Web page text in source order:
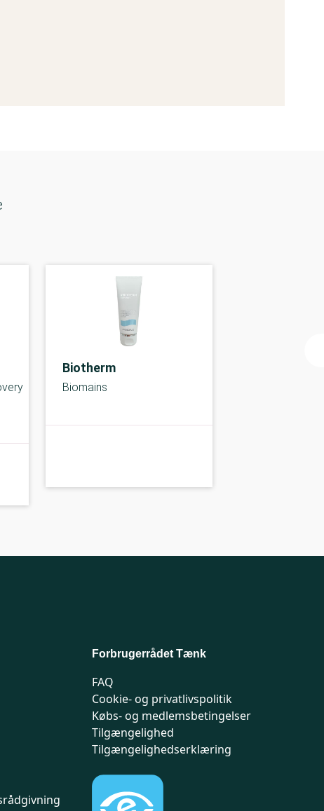
Biotherm
Biomains
Forbrugerrådet Tænk
FAQ
Cookie- og privatlivspolitik
Købs- og medlemsbetingelser
Tilgængelighed
Tilgængelighedserklæring